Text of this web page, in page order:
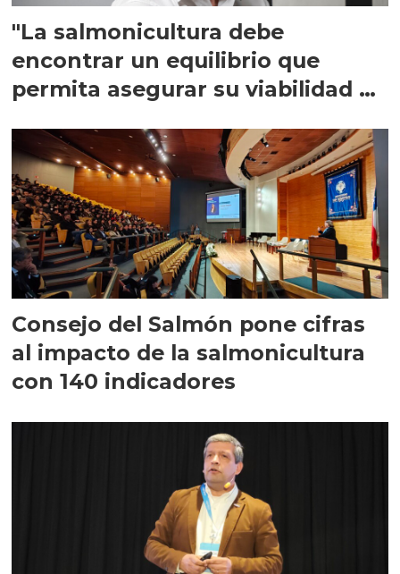
"La salmonicultura debe
encontrar un equilibrio que
permita asegurar su viabilidad de
Consejo del Salmón pone cifras
al impacto de la salmonicultura
con 140 indicadores